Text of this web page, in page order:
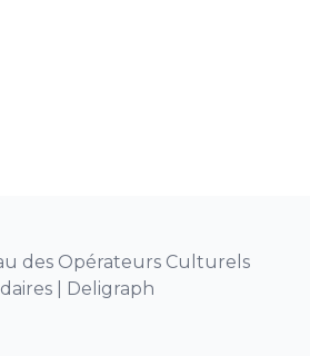
des Opérateurs Culturels
| Deligraph